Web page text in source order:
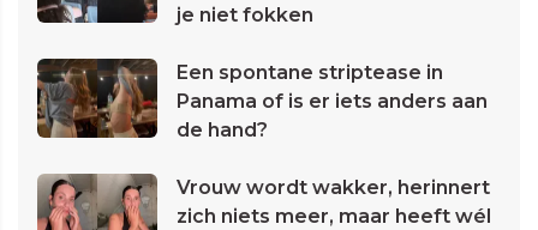
je niet fokken
Een spontane striptease in
Panama of is er iets anders aan
de hand?
Vrouw wordt wakker, herinnert
zich niets meer, maar heeft wél